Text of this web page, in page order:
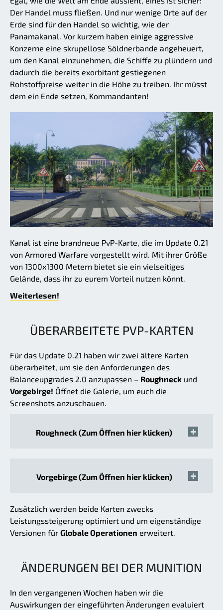
Der Handel muss fließen. Und nur wenige Orte auf der
Erde sind für den Handel so wichtig, wie der
Panamakanal. Vor kurzem haben einige aggressive
Konzerne eine skrupellose Söldnerbande angeheuert,
um den Kanal einzunehmen, die Schiffe zu plündern und
dadurch die bereits exorbitant gestiegenen
Rohstoffpreise weiter in die Höhe zu treiben. Ihr müsst
dem ein Ende setzen, Kommandanten!
Kanal ist eine brandneue PvP-Karte, die im Update 0.21
von Armored Warfare vorgestellt wird. Mit ihrer Größe
von 1300x1300 Metern bietet sie ein vielseitiges
Gelände, dass ihr zu eurem Vorteil nutzen könnt.
Weiterlesen!
ÜBERARBEITETE PVP-KARTEN
Für das Update 0.21 haben wir zwei ältere Karten
überarbeitet, um sie den Anforderungen des
Balanceupgrades 2.0 anzupassen – Roughneck und
Vorgebirge! Öffnet die Galerie, um euch die
Screenshots anzuschauen.
Roughneck (Zum Öffnen hier klicken)
Vorgebirge (Zum Öffnen hier klicken)
Zusätzlich werden beide Karten zwecks
Leistungssteigerung optimiert und um eigenständige
Versionen für Globale Operationen erweitert.
ÄNDERUNGEN BEI DER MUNITION
In den vergangenen Wochen haben wir die
Auswirkungen der eingeführten Änderungen evaluiert